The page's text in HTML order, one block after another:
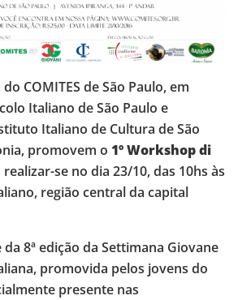
COMITES de São Paulo, em
Italiano de São Paulo e
Italiano de Cultura de São
promovem o 1º Workshop di
realizar-se no dia 23/10, das 10hs às
região central da capital
8ª edição da Settimana Giovane
promovida pelos jovens do
presente nas